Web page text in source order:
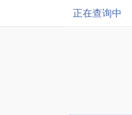
正在查询中